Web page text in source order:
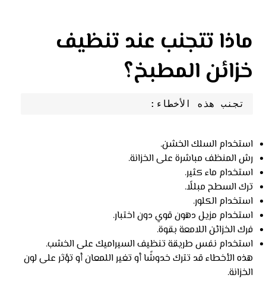
ماذا تتجنب عند تنظيف
خزائن المطبخ؟
تجنب هذه الأخطاء:
استخدام السلك الخشن.
رش المنظف مباشرة على الخزانة.
استخدام ماء كثير.
ترك السطح مبللًا.
استخدام الكلور.
استخدام مزيل دهون قوي دون اختبار.
فرك الخزائن اللامعة بقوة.
استخدام نفس طريقة تنظيف السيراميك على الخشب.
هذه الأخطاء قد تترك خدوشًا أو تغير اللمعان أو تؤثر على لون
الخزانة.